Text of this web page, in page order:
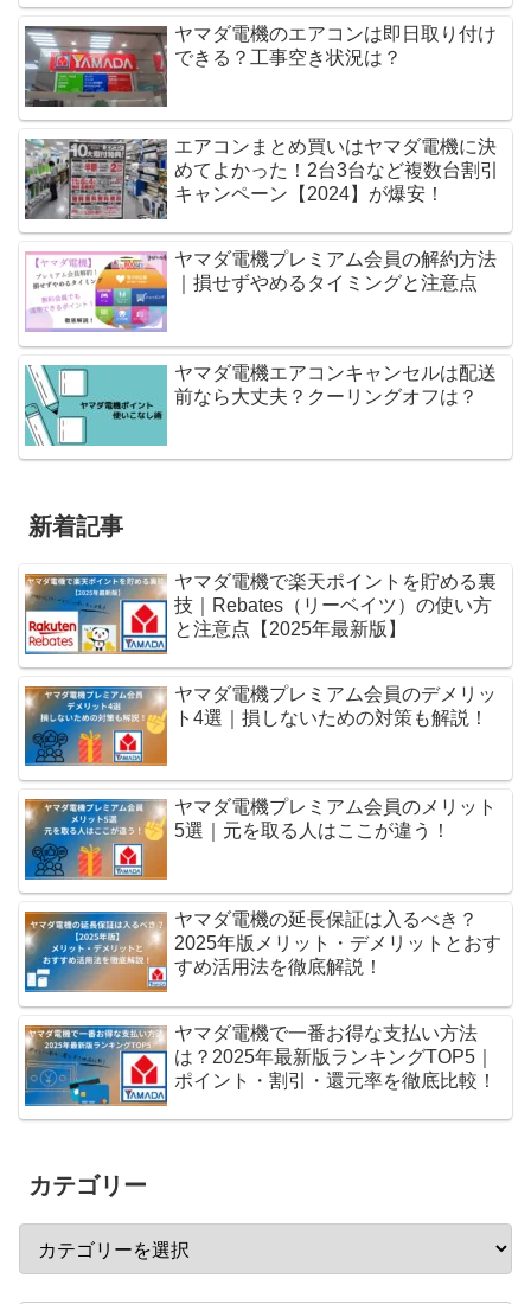
ヤマダ電機のエアコンは即日取り付け
できる？工事空き状況は？
エアコンまとめ買いはヤマダ電機に決
めてよかった！2台3台など複数台割引
キャンペーン【2024】が爆安！
ヤマダ電機プレミアム会員の解約方法
｜損せずやめるタイミングと注意点
ヤマダ電機エアコンキャンセルは配送
前なら大丈夫？クーリングオフは？
新着記事
ヤマダ電機で楽天ポイントを貯める裏
技｜Rebates（リーベイツ）の使い方
と注意点【2025年最新版】
ヤマダ電機プレミアム会員のデメリッ
ト4選｜損しないための対策も解説！
ヤマダ電機プレミアム会員のメリット
5選｜元を取る人はここが違う！
ヤマダ電機の延長保証は入るべき？
2025年版メリット・デメリットとおす
すめ活用法を徹底解説！
ヤマダ電機で一番お得な支払い方法
は？2025年最新版ランキングTOP5｜
ポイント・割引・還元率を徹底比較！
カテゴリー